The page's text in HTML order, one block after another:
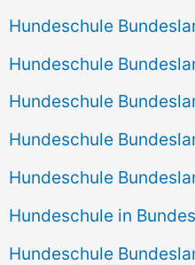
Hundeschule
Hundeschule
Hundeschule
Hundeschule
Hundeschule
Hundeschule in
Hundeschule